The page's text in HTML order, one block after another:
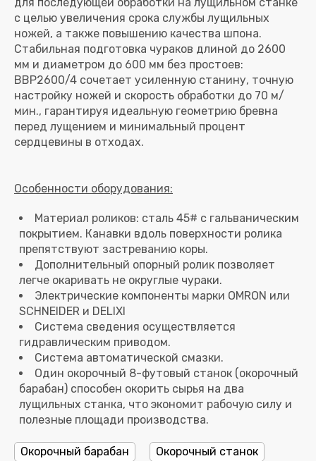
с целью увеличения срока службы лущильных
ножей, а также повышению качества шпона.
Стабильная подготовка чураков длиной до 2600
мм и диаметром до 600 мм без простоев:
BBP2600/4 сочетает усиленную станину, точную
настройку ножей и скорость обработки до 70 м/
мин., гарантируя идеальную геометрию бревна
перед лущением и минимальный процент
Особенности оборудования:
Материал роликов: сталь 45# с гальваническим
покрытием. Канавки вдоль поверхности ролика
препятствуют застреванию коры.
Дополнительный опорный ролик позволяет
легче окаривать не округлые чураки.
Электрические компоненты марки OMRON или
SCHNEIDER и DELIXI
Система сведения осуществляется
гидравлическим приводом.
Система автоматической смазки.
Один окорочный 8-футовый станок (окорочный
барабан) способен окорить сырья на два
лущильных станка, что экономит рабочую силу и
полезные площади производства.
Окорочный барабан Окорочный станок